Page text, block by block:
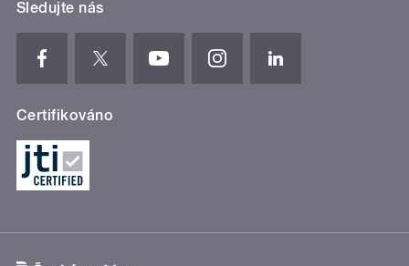
Sledujte nás
Certifikováno